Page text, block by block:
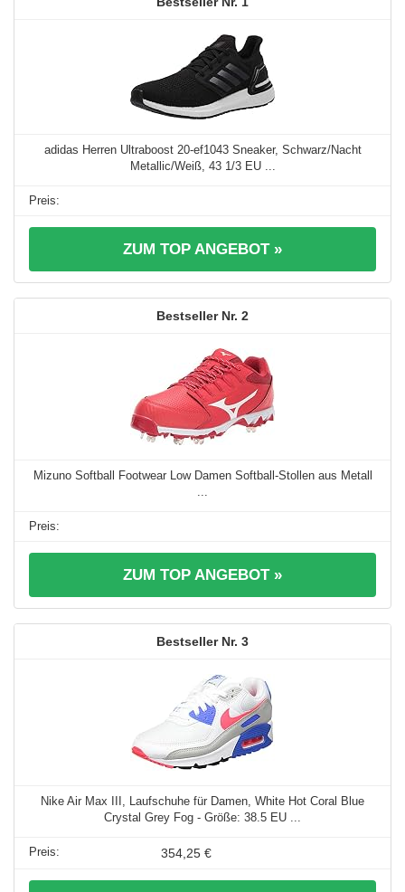
adidas Herren Ultraboost 20-ef1043 Sneaker, Schwarz/Nacht
Metallic/Weiß, 43 1/3 EU ...
ZUM TOP ANGEBOT »
2
Mizuno Softball Footwear Low Damen Softball-Stollen aus Metall
ZUM TOP ANGEBOT »
3
Nike Air Max III, Laufschuhe für Damen, White Hot Coral Blue
Crystal Grey Fog - Größe: 38.5 EU ...
354,25 €